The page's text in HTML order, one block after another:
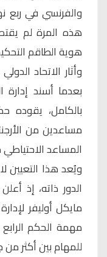
هذه المرة لم
هوية الطاقم
وأثار الاتحاد
بعدما أسند إدارة
بالكامل، يقوده
مساعدين من
المساعد
ويُعد هذا التعيين
الدور ذاته، إذ
مايكل أوليفر
مهمة الحكم الرابع
للمهام بين أكثر